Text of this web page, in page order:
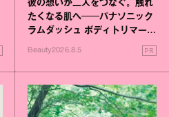
彼の想いが二人をつなぐ。触れ
たくなる肌へ──パナソニック
ラムダッシュ ボディトリマーが
Beauty2026.8.5 PR